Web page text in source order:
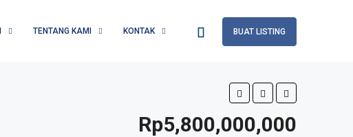
TENTANG KAMI KONTAK BUAT LISTING
Rp5,800,000,000